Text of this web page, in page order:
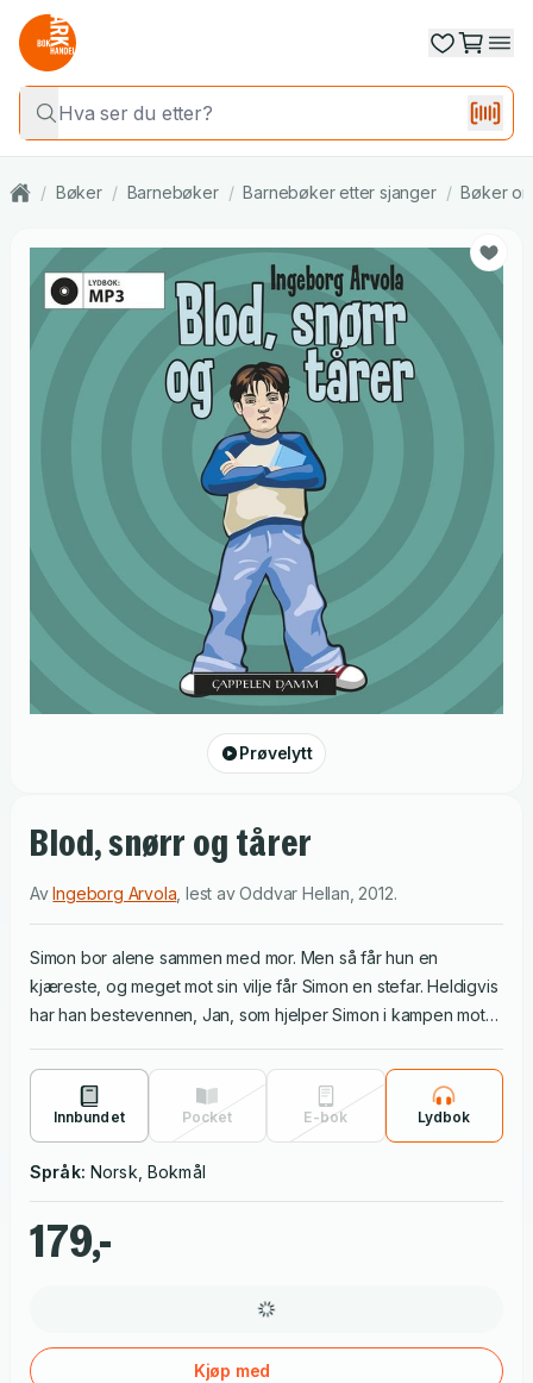
/ Bøker / Barnebøker / Barnebøker etter sjanger / Bøker
Prøvelytt
Blod, snørr og tårer
AvIngeborg Arvola ,lest avOddvar Hellan 2012.
Simon bor alene sammen med mor. Men så får hun en
kjæreste, og meget mot sin vilje får Simon en stefar. Heldigvis
har han bestevennen, Jan, som hjelper Simon i kampen mot
skjedd med ham? Hvordan skal Simon klare å ta knekken på
stefar helt alene?
Innbundet Pocket E-bok Lydbok
Språk: Norsk, Bokmål
179,-
Kjøp med